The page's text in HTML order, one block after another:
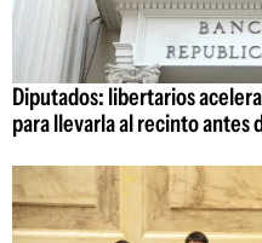
Diputados: libertarios
para llevarla al recinto antes